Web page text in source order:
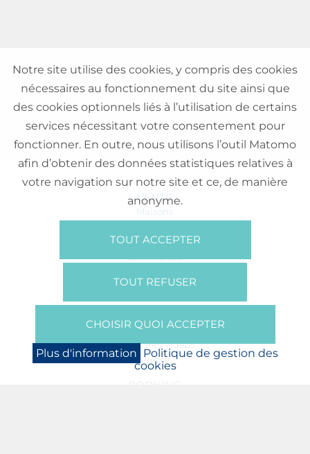
VENTE
Maisons
Lotissements
Commerces
Qui Sommes Nous?
Brochures/Vidéos
Presse
BOOKING
Notre site utilise des cookies, y compris des cookies
nécessaires au fonctionnement du site ainsi que
des cookies optionnels liés à l’utilisation de certains
services nécessitant votre consentement pour
fonctionner. En outre, nous utilisons l’outil Matomo
afin d’obtenir des données statistiques relatives à
votre navigation sur notre site et ce, de manière
anonyme.
TOUT ACCEPTER
TOUT REFUSER
CHOISIR QUOI ACCEPTER
Plus d'information Politique de gestion des
cookies